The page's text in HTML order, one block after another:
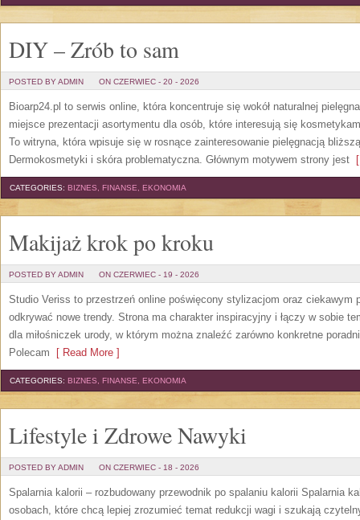
DIY – Zrób to sam
POSTED BY ADMIN ON CZERWIEC - 20 - 2026
Bioarp24.pl to serwis online, która koncentruje się wokół naturalnej
miejsce prezentacji asortymentu dla osób, które interesują się
To witryna, która wpisuje się w rosnące zainteresowanie pielęgnacją
Dermokosmetyki i skóra problematyczna. Głównym motywem strony jest
CATEGORIES: BIZNES, FINANSE, EKONOMIA
Makijaż krok po kroku
POSTED BY ADMIN ON CZERWIEC - 19 - 2026
Studio Veriss to przestrzeń online poświęcony stylizacjom oraz ciekawym
odkrywać nowe trendy. Strona ma charakter inspiracyjny i łączy w sobie
dla miłośniczek urody, w którym można znaleźć zarówno konkretne
Polecam [ Read More ]
CATEGORIES: BIZNES, FINANSE, EKONOMIA
Lifestyle i Zdrowe Nawyki
POSTED BY ADMIN ON CZERWIEC - 18 - 2026
Spalarnia kalorii – rozbudowany przewodnik po spalaniu kalorii Spalarnia
osobach, które chcą lepiej zrozumieć temat redukcji wagi i szukają